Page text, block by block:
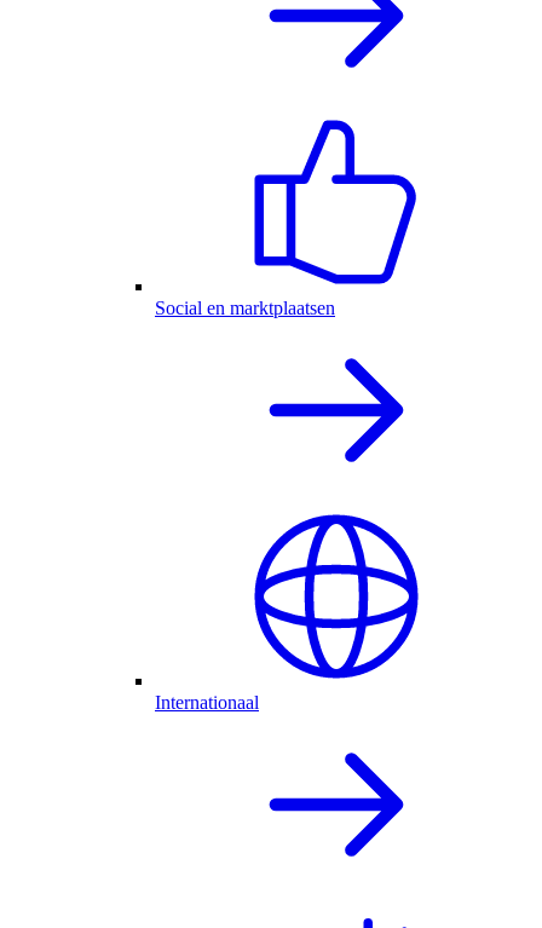
Social en marktplaatsen
Internationaal